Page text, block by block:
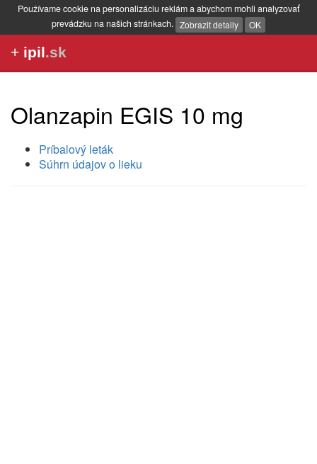
Používame cookie na personalizáciu reklám a abychom mohli analyzovať
prevádzku na našich stránkach. Zobrazit detaily OK
+ ipil.sk
Olanzapin EGIS 10 mg
Príbalový leták
Súhrn údajov o lieku